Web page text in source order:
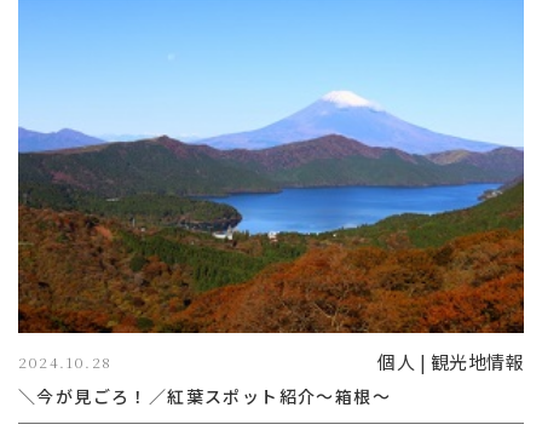
2024.10.28 個人 | 観光地情報
＼今が見ごろ！／紅葉スポット紹介～箱根～